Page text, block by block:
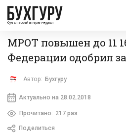
бухгалтерский интернет-журнал
МРОТ повышен до 11
Федерации одобрил
Автор: Бухгуру
Актуально на 28.02.2018
Прочитано: 217 раз
Поделиться